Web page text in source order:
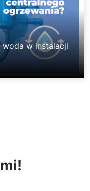
woda w instalacji